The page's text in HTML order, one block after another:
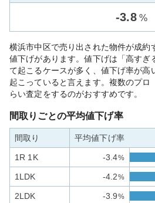
-3.8 %
横浜市中区で売り出された物件が成約
値下げがあります。値下げは「高すぎ
て起こるケースが多く、値下げ率が高
起こっていると言えます。複数のプロ
らい査定をするのがおすすめです。
間取りごとの平均値下げ率
間取り 平均値下げ率
1R 1K -3.4%
1LDK -4.2%
2LDK -3.9%